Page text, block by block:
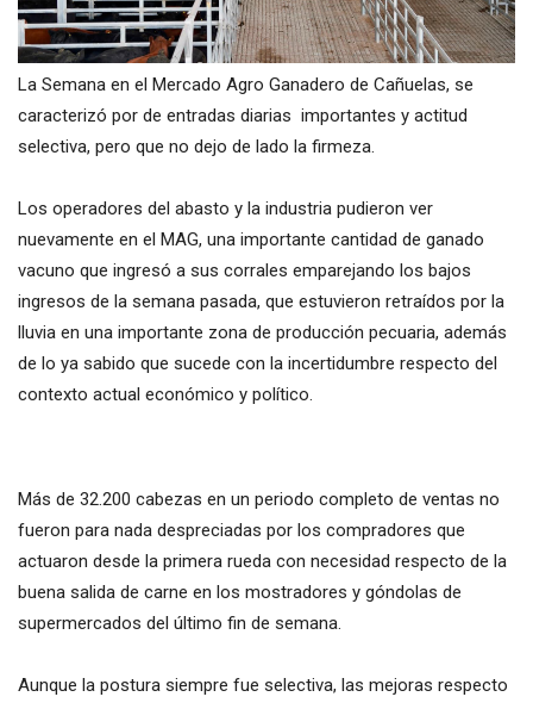
La Semana en el Mercado Agro Ganadero de Cañuelas, se
caracterizó por de entradas diarias importantes y actitud
selectiva, pero que no dejo de lado la firmeza.
Los operadores del abasto y la industria pudieron ver
nuevamente en el MAG, una importante cantidad de ganado
vacuno que ingresó a sus corrales emparejando los bajos
ingresos de la semana pasada, que estuvieron retraídos por la
lluvia en una importante zona de producción pecuaria, además
de lo ya sabido que sucede con la incertidumbre respecto del
contexto actual económico y político.
Más de 32.200 cabezas en un periodo completo de ventas no
fueron para nada despreciadas por los compradores que
actuaron desde la primera rueda con necesidad respecto de la
buena salida de carne en los mostradores y góndolas de
supermercados del último fin de semana.
Aunque la postura siempre fue selectiva, las mejoras respecto